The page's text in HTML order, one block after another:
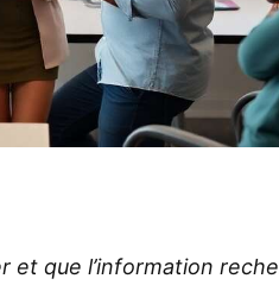
et que l’information